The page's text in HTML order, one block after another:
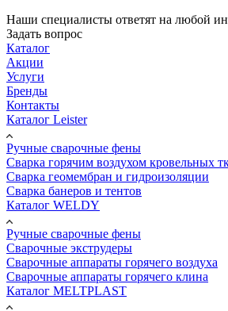
Наши специалисты ответят на любой
Задать вопрос
Каталог
Акции
Услуги
Бренды
Контакты
Каталог Leister
Ручные сварочные фены
Сварка горячим воздухом кровельных
Сварка геомембран и гидроизоляции
Сварка банеров и тентов
Каталог WELDY
Ручные сварочные фены
Сварочные экструдеры
Сварочные аппараты горячего воздуха
Сварочные аппараты горячего клина
Каталог MELTPLAST